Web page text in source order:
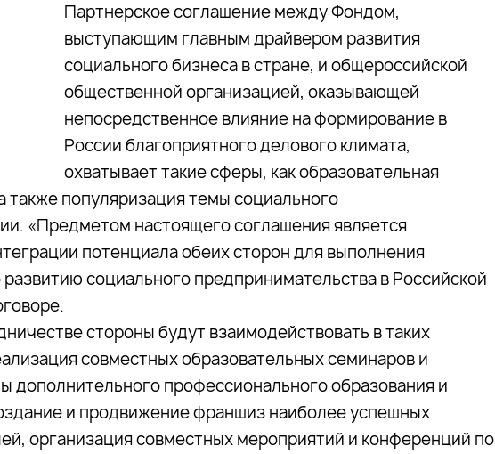
Партнерское соглашение между Фондом,
выступающим главным драйвером развития
социального бизнеса в стране, и общероссийской
общественной организацией, оказывающей
непосредственное влияние на формирование в
России благоприятного делового климата,
охватывает такие сферы, как образовательная
также популяризация темы социального
«Предметом настоящего соглашения является
потенциала обеих сторон для выполнения
социального предпринимательства в Российской
стороны будут взаимодействовать в таких
совместных образовательных семинаров и
дополнительного профессионального образования и
и продвижение франшиз наиболее успешных
организация совместных мероприятий и конференций по